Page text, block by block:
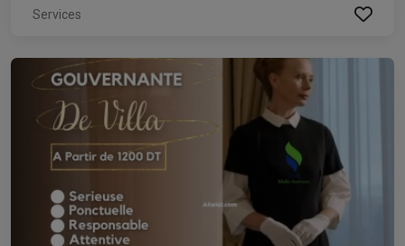
Services